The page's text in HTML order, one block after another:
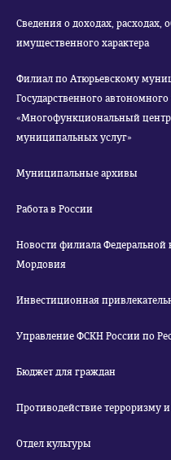
Сведения о доходах, расходах,
имущественного характера
Филиал по Атюрьевскому
Государственного
«Многофункциональный центр
муниципальных услуг»
Муниципальные архивы
Работа в России
Новости филиала Федеральной
Мордовия
Инвестиционная
Управление ФСКН России по
Бюджет для граждан
Противодействие терроризму
Отдел культуры